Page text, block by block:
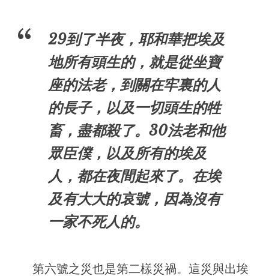
29到了半夜，耶和華把埃及
地所有頭生的，就是從坐寶
座的法老，到關在牢裏的人
的長子，以及一切頭生的牲
畜，盡都殺了。30法老和他
眾臣僕，以及所有的埃及
人，都在夜間起來了。在埃
及有大大的哀號，因為沒有
一家不死人的。
第六號之災也是第二樣災禍。這災與出埃